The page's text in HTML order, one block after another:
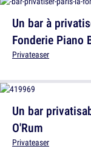
Un bar
O'Rum
Privateaser
Un bar à
Fonderie Piano
Privateaser